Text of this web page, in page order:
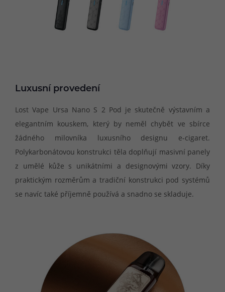
Luxusní provedení
Lost Vape Ursa Nano S 2 Pod je skutečně výstavním a
elegantním kouskem, který by neměl chybět ve sbírce
žádného milovníka luxusního designu e-cigaret.
Polykarbonátovou konstrukci těla doplňují masivní panely
z umělé kůže s unikátními a designovými vzory. Díky
praktickým rozměrům a tradiční konstrukci pod systémů
se navíc také příjemně používá a snadno se skladuje.